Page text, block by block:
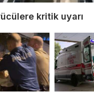
kritik uyarı